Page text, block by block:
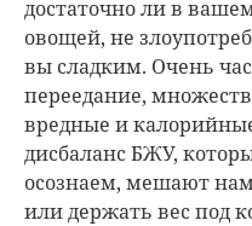
достаточно ли в
овощей, не
вы сладким. Очень
переедание,
вредные и
дисбаланс БЖУ,
осознаем, мешают
или держать вес под